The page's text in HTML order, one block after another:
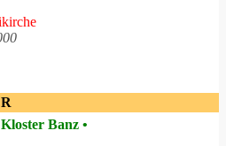
Banz •